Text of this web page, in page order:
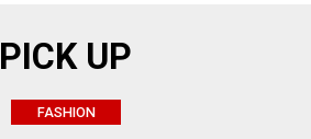
PICK UP
FASHION